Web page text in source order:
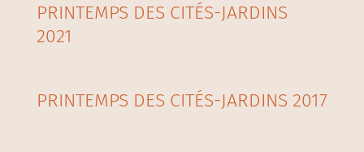
PRINTEMPS DES CITÉS-JARDINS
2021
PRINTEMPS DES CITÉS-JARDINS 2017